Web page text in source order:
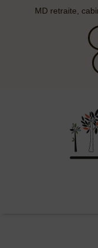
MD retraite,